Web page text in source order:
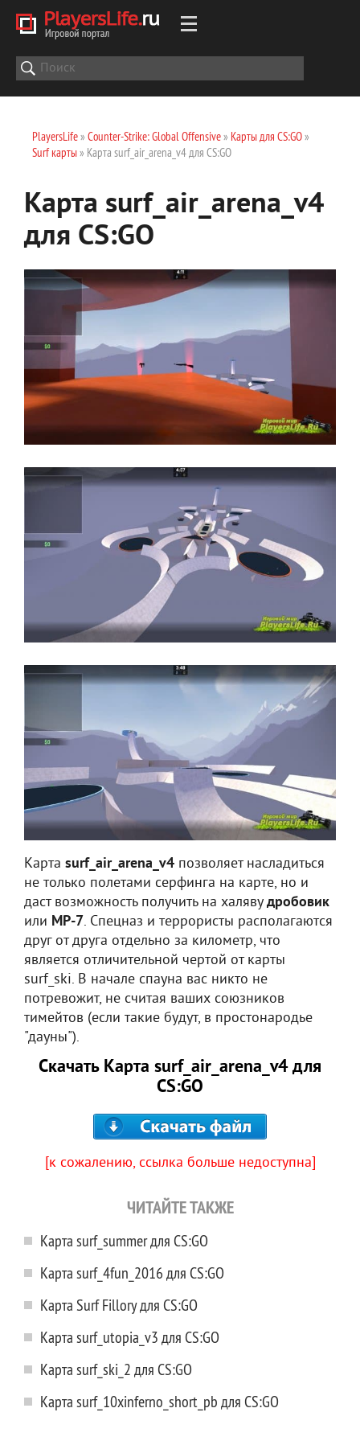
PlayersLife» Counter-Strike: Global Offensive» Карты для CS:GO»
Surf карты» Карта surf_air_arena_v4 для CS:GO
Карта surf_air_arena_v4
для CS:GO
Карта surf_air_arena_v4 позволяет насладиться
не только полетами серфинга на карте, но и
даст возможность получить на халявудробовик
или MP-7. Спецназ и террористы располагаются
друг от друга отдельно за километр, что
является отличительной чертой от карты
surf_ski. В начале спауна вас никто не
потревожит, не считая ваших союзников
тимейтов (если такие будут, в простонародье
"дауны").
Скачать Карта surf_air_arena_v4 для
CS:GO
[к сожалению, ссылка больше недоступна]
ЧИТАЙТЕ ТАКЖЕ
Карта surf_summer для CS:GO
Карта surf_4fun_2016 для CS:GO
Карта Surf Fillory для CS:GO
Карта surf_utopia_v3 для CS:GO
Карта surf_ski_2 для CS:GO
Карта surf_10xinferno_short_pb для CS:GO